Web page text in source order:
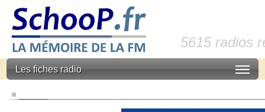
5615 radios
Les fiches radio